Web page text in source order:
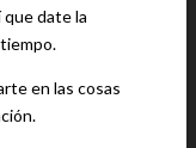
date la
en las cosas